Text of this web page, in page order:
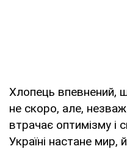
Хлопець впевнений,
не скоро, але,
втрачає оптимізму і
Україні настане мир,